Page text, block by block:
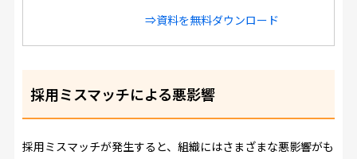
⇒資料を無料ダウンロード
採用ミスマッチによる悪影響
採用ミスマッチが発生すると、組織にはさまざまな悪影響がも